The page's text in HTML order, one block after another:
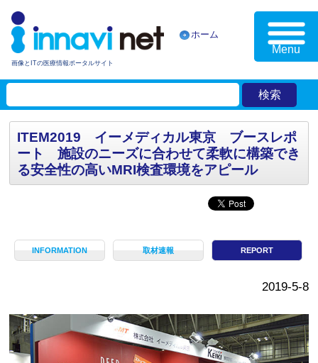
画像とITの医療情報ポータルサイト
ホーム
Menu
ITEM2019 イーメディカル東京 ブースレポ
ート 施設のニーズに合わせて柔軟に構築でき
る安全性の高いMRI検査環境をアピール
INFORMATION 取材速報 REPORT
2019-5-8